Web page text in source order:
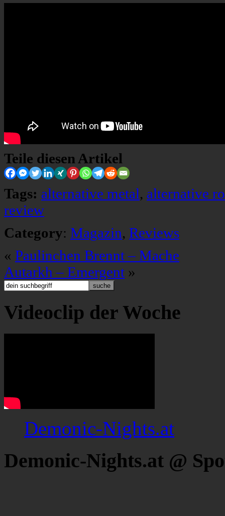
Teile diesen Artikel
Tags: alternative metal, alternative
review
Category: Magazin, Reviews
« Paulinchen Brennt – Mache
Autarkh – Emergent »
Videoclip der Woche
Demonic-Nights.at
Demonic-Nights.at @